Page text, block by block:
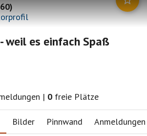
60)
weil es einfach Spaß
| 0 freie Plätze
Bilder Pinnwand Anmeldungen